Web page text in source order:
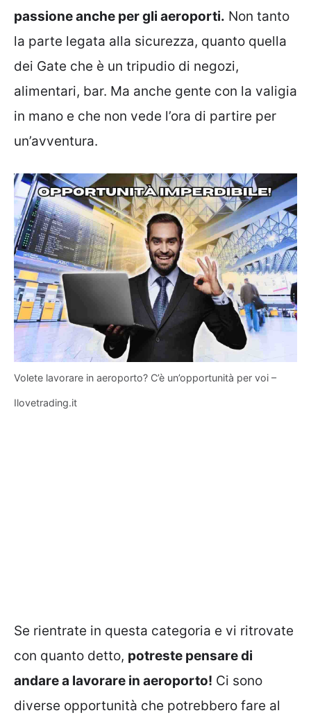
passione anche per gli aeroporti. Non tanto
la parte legata alla sicurezza, quanto quella
dei Gate che è un tripudio di negozi,
alimentari, bar. Ma anche gente con la valigia
in mano e che non vede l’ora di partire per
un’avventura.
Volete lavorare in aeroporto? C’è un’opportunità per voi –
Ilovetrading.it
Se rientrate in questa categoria e vi ritrovate
con quanto detto, potreste pensare di
andare a lavorare in aeroporto! Ci sono
diverse opportunità che potrebbero fare al